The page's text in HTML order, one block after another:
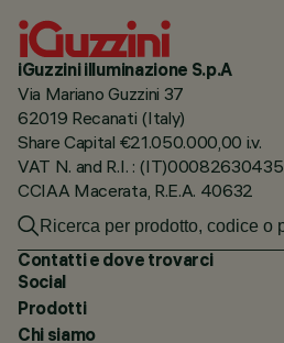
iGuzzini illuminazione S.p.A
Via Mariano Guzzini 37
62019 Recanati (Italy)
Share Capital €21.050.000,00 i.v.
VAT N. and R.I. : (IT)00082630435
CCIAA Macerata, R.E.A. 40632
Contatti e dove trovarci
Social
Prodotti
Chi siamo